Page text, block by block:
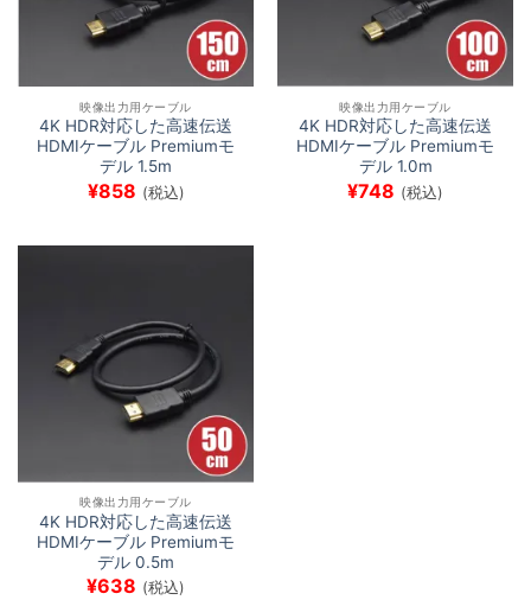
映像出力用ケーブル
4K HDR対応した高速伝送
HDMIケーブル Premiumモ
デル 1.5m
¥858 (税込)
映像出力用ケーブル
4K HDR対応した高速伝送
HDMIケーブル Premiumモ
デル 1.0m
¥748 (税込)
映像出力用ケーブル
4K HDR対応した高速伝送
HDMIケーブル Premiumモ
デル 0.5m
¥638 (税込)